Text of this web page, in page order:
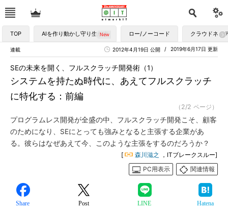
TOP AIを作り動かし守り生かす ロー/ノーコード クラウドネイ
連載 2019年6月17日 更新
2012年4月19日 公開
システムを持たぬ時代に、あえてフルスクラッチ
に特化する：前編
SEの未来を開く、フルスクラッチ開発術（1）
（2/2 ページ）
プログラムレス開発が全盛の中、フルスクラッチ開発こそ、顧客
のためになり、SEにとっても強みとなると主張する企業があ
る。彼らはなぜあえて今、このような主張をするのだろうか？
[ 森川滋之
，ITブレークスルー]
PC用表示
関連情報
Share Post LINE Hatena